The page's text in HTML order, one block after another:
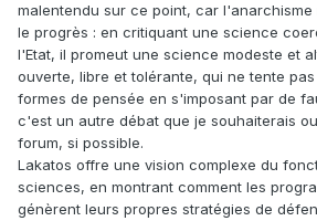
malentendu sur ce point, car
le progrès : en critiquant une science
l'Etat, il promeut une science modeste et
ouverte, libre et tolérante, qui ne tente
formes de pensée en s'imposant par de
c'est un autre débat que je souhaiterais
forum, si possible.
Lakatos offre une vision complexe du
sciences, en montrant comment les
génèrent leurs propres stratégies de